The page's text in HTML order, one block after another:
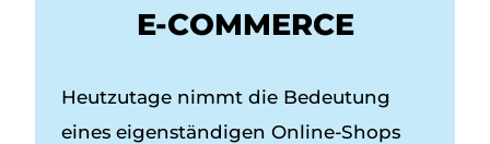
E-COMMERCE
Heutzutage nimmt die Bedeutung
eines eigenständigen Online-Shops